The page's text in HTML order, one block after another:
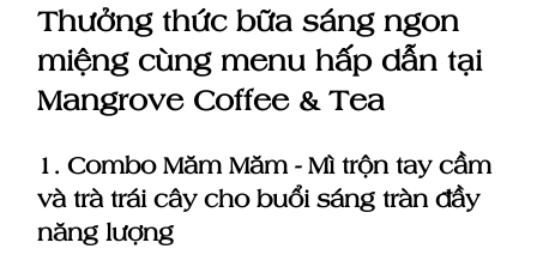
Thưởng thức bữa sáng ngon
miệng cùng menu hấp dẫn tại
Mangrove Coffee & Tea
1. Combo Măm Măm - Mì trộn tay cầm
và trà trái cây cho buổi sáng tràn đầy
năng lượng